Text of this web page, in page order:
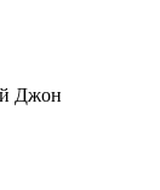
Джон